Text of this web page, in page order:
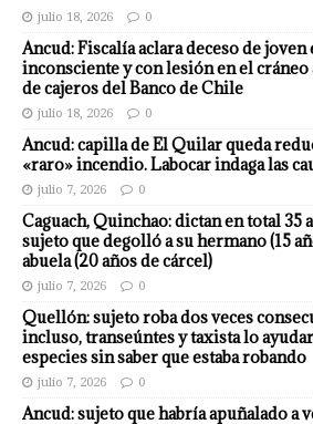
julio 18, 2026 0
Ancud: Fiscalía aclara deceso de
inconsciente y con lesión en el
de cajeros del Banco de Chile
julio 18, 2026 0
Ancud: capilla de El Quilar queda
«raro» incendio. Labocar indaga las
julio 7, 2026 0
Caguach, Quinchao: dictan en total 35
sujeto que degolló a su hermano (15
abuela (20 años de cárcel)
julio 7, 2026 0
Quellón: sujeto roba dos veces
incluso, transeúntes y taxista lo
especies sin saber que estaba robando
julio 7, 2026 0
Ancud: sujeto que habría apuñalado a